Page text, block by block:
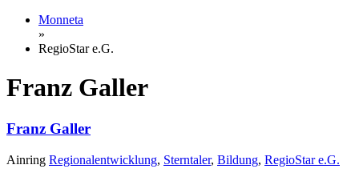
Monneta
»
RegioStar e.G.
Franz Galler
Franz Galler
Ainring Regionalentwicklung, Sterntaler, Bildung, RegioStar e.G.